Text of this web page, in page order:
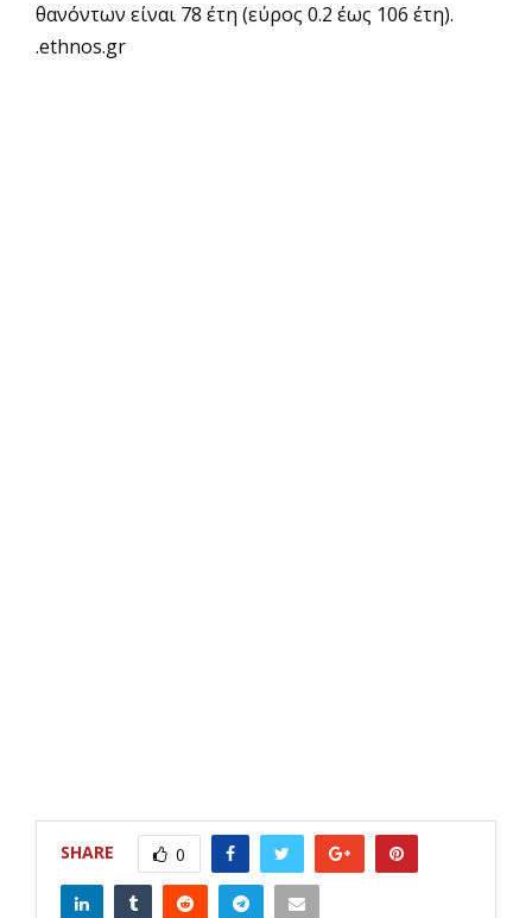
θανόντων είναι 78 έτη (εύρος 0.2 έως 106 έτη).
.ethnos.gr
SHARE 0